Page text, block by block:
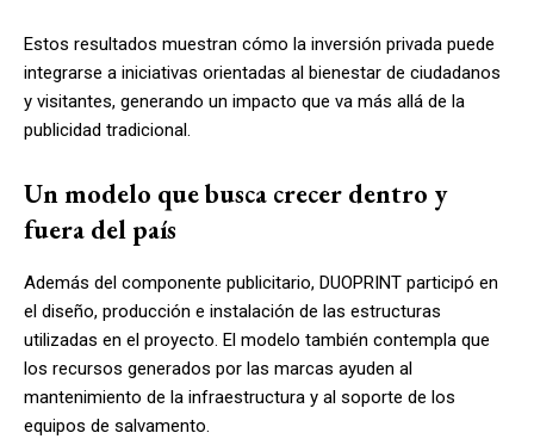
Estos resultados muestran cómo la inversión privada puede
integrarse a iniciativas orientadas al bienestar de ciudadanos
y visitantes, generando un impacto que va más allá de la
publicidad tradicional.
Un modelo que busca crecer dentro y
fuera del país
Además del componente publicitario, DUOPRINT participó en
el diseño, producción e instalación de las estructuras
utilizadas en el proyecto. El modelo también contempla que
los recursos generados por las marcas ayuden al
mantenimiento de la infraestructura y al soporte de los
equipos de salvamento.